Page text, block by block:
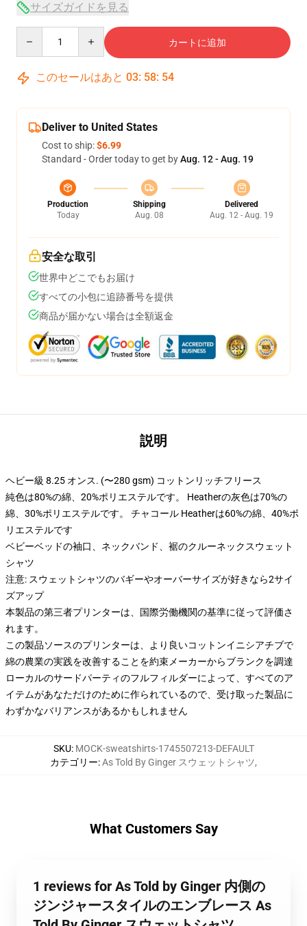
サイズガイドを見る
カートに追加
このセールはあと 03: 58: 53
Deliver to United States
Cost to ship:$6.99
Standard - Order today to get byAug. 12 - Aug. 19
Production
Today
Shipping
Aug. 08
Delivered
Aug. 12 - Aug. 19
安全な取引
世界中どこでもお届け
すべての小包に追跡番号を提供
商品が届かない場合は全額返金
説明
ヘビー級 8.25 オンス. (〜280 gsm) コットンリッチフリース
純色は80%の綿、20%ポリエステルです。 Heatherの灰色は70%の
綿、30%ポリエステルです。 チャコール Heatherは60%の綿、40%ポ
リエステルです
ベビーベッドの袖口、ネックバンド、裾のクルーネックスウェット
シャツ
注意: スウェットシャツのバギーやオーバーサイズが好きなら2サイ
ズアップ
本製品の第三者プリンターは、国際労働機関の基準に従って評価さ
れます。
この製品ソースのプリンターは、より良いコットンイニシアチブで
綿の農業の実践を改善することを約束メーカーからブランクを調達
ローカルのサードパーティのフルフィルダーによって、すべてのア
イテムがあなただけのために作られているので、受け取った製品に
わずかなバリアンスがあるかもしれません
SKU: MOCK-sweatshirts-1745507213-DEFAULT
カテゴリー:As Told By Ginger スウェットシャツ,
What Customers Say
1 reviews for As Told by Ginger 内側の
ジンジャースタイルのエンブレース As